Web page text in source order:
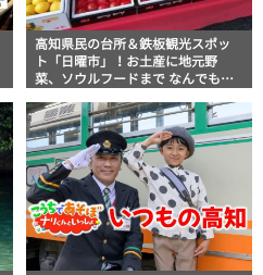
高知県民の台所＆鉄板観光スポッ
ト「日曜市」！お土産に地元野
菜、ソウルフードまで なんでもそ
説！